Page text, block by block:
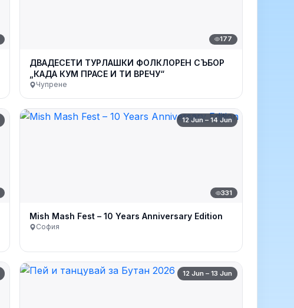
177
ДВАДЕСЕТИ ТУРЛАШКИ ФОЛКЛОРЕН СЪБОР
„КАДА КУМ ПРАСЕ И ТИ ВРЕЧУ“
Чупрене
12 Jun – 14 Jun
331
Mish Mash Fest – 10 Years Anniversary Edition
София
12 Jun – 13 Jun